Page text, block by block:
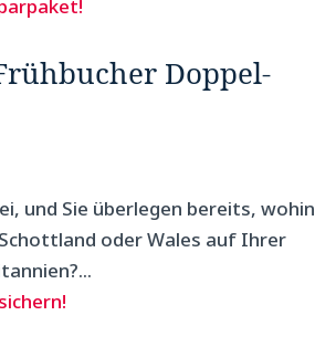
Doppel-
und Sie überlegen bereits, wohin
oder Wales auf Ihrer